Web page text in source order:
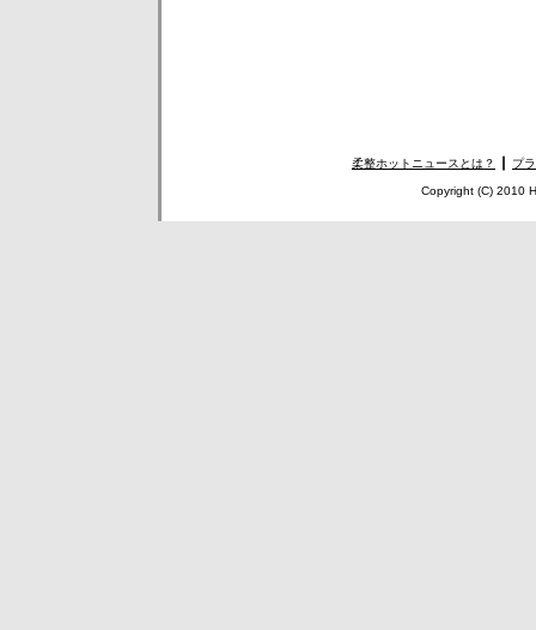
柔整ホットニュースとは？ プ
Copyright (C) 2010